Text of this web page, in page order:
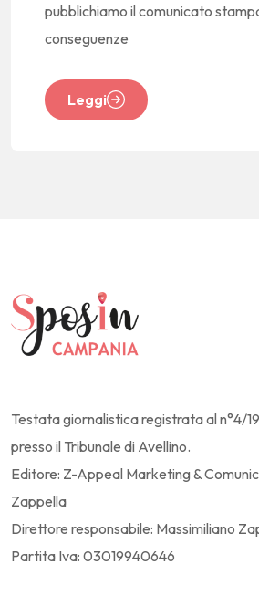
pubblichiamo il comunicato
conseguenze
Leggi
Testata giornalistica registrata al n°4/
presso il Tribunale di Avellino.
Editore: Z-Appeal Marketing &
Zappella
Direttore responsabile: Massimiliano
Partita Iva: 03019940646